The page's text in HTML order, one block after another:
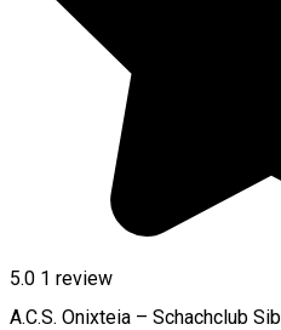
5.0 1 review
A.C.S. Onixteia – Schachclub